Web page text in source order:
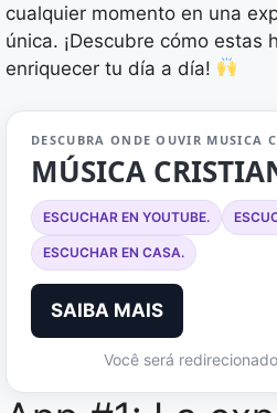
cualquier momento en una
única. ¡Descubre cómo estas
enriquecer tu día a día!
DESCUBRA ONDE OUVIR MUSICA
MÚSICA
ESCUCHAR EN YOUTUBE.
ESCUCHAR EN CASA.
SAIBA MAIS
Você será